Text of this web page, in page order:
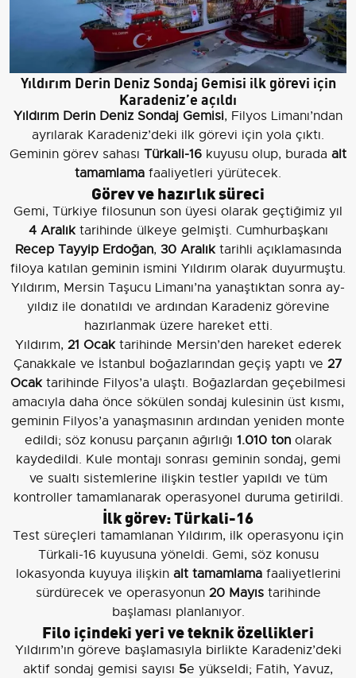
Yıldırım Derin Deniz Sondaj Gemisi ilk görevi için
Karadeniz’e açıldı
Yıldırım Derin Deniz Sondaj Gemisi, Filyos Limanı’ndan
ayrılarak Karadeniz’deki ilk görevi için yola çıktı.
Geminin görev sahası Türkali-16 kuyusu olup, burada alt
tamamlama faaliyetleri yürütecek.
Görev ve hazırlık süreci
Gemi, Türkiye filosunun son üyesi olarak geçtiğimiz yıl
4 Aralıktarihinde ülkeye gelmişti. Cumhurbaşkanı
Recep Tayyip Erdoğan, 30 Aralıktarihli açıklamasında
filoya katılan geminin ismini Yıldırım olarak duyurmuştu.
Yıldırım, Mersin Taşucu Limanı’na yanaştıktan sonra ay-
yıldız ile donatıldı ve ardından Karadeniz görevine
hazırlanmak üzere hareket etti.
Yıldırım, 21 Ocaktarihinde Mersin’den hareket ederek
Çanakkale ve İstanbul boğazlarından geçiş yaptı ve 27
Ocaktarihinde Filyos’a ulaştı. Boğazlardan geçebilmesi
amacıyla daha önce sökülen sondaj kulesinin üst kısmı,
geminin Filyos’a yanaşmasının ardından yeniden monte
edildi; söz konusu parçanın ağırlığı 1.010 tonolarak
kaydedildi. Kule montajı sonrası geminin sondaj, gemi
ve sualtı sistemlerine ilişkin testler yapıldı ve tüm
kontroller tamamlanarak operasyonel duruma getirildi.
İlk görev: Türkali-16
Test süreçleri tamamlanan Yıldırım, ilk operasyonu için
Türkali-16 kuyusuna yöneldi. Gemi, söz konusu
lokasyonda kuyuya ilişkin alt tamamlamafaaliyetlerini
sürdürecek ve operasyonun 20 Mayıstarihinde
başlaması planlanıyor.
Filo içindeki yeri ve teknik özellikleri
Yıldırım’ın göreve başlamasıyla birlikte Karadeniz’deki
aktif sondaj gemisi sayısı 5e yükseldi; Fatih, Yavuz,